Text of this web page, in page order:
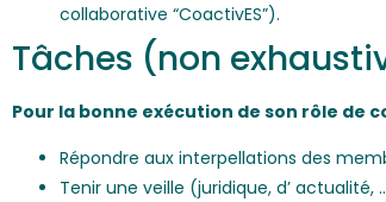
collaborative “CoactivES”).
Tâches (non
Pour la bonne exécution de son rôle de
Répondre aux interpellations des
Tenir une veille (juridique, d’ actualité,